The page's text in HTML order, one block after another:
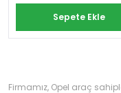
Sepete Ekle
Firmamız, Opel araç